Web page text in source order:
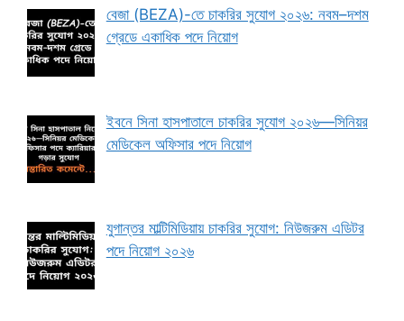
বেজা (BEZA)-তে চাকরির সুযোগ ২০২৬: নবম–দশম
গ্রেডে একাধিক পদে নিয়োগ
ইবনে সিনা হাসপাতালে চাকরির সুযোগ ২০২৬—সিনিয়র
মেডিকেল অফিসার পদে নিয়োগ
যুগান্তর মাল্টিমিডিয়ায় চাকরির সুযোগ: নিউজরুম এডিটর
পদে নিয়োগ ২০২৬